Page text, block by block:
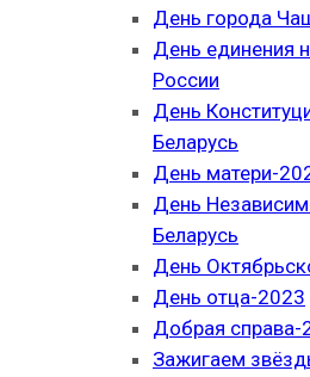
День города
День единения
России
День
Беларусь
День матери-
День
Беларусь
День
День отца-2023
Добрая справа-
Зажигаем